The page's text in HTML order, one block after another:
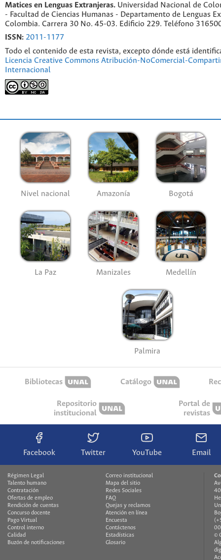
Matices en Lenguas Extranjeras. Universidad Nacional de
- Facultad de Ciencias Humanas - Departamento de Lenguas
Colombia. Carrera 30 No. 45-03. Edificio 229. Teléfono
ISSN: 2011-1177
Todo el contenido de esta revista, excepto dónde está
Licencia Creative Commons Atribución-NoComercial-
Internacional
Nivel nacional Amazonía Bogotá
La Paz Manizales Medellín
Palmira
Bibliotecas Catálogo
Repositorio
institucional
Portal de
revistas
Facebook Twitter YouTube Email
Régimen Legal
Talento humano
Contratación
Ofertas de empleo
Rendición de cuentas
Concurso docente
Pago Virtual
Control interno
Calidad
Buzón de notificaciones
Correo institucional
Mapa del sitio
Redes Sociales
FAQ
Quejas y reclamos
Atención en línea
Encuesta
Contáctenos
Estadísticas
Glosario
©